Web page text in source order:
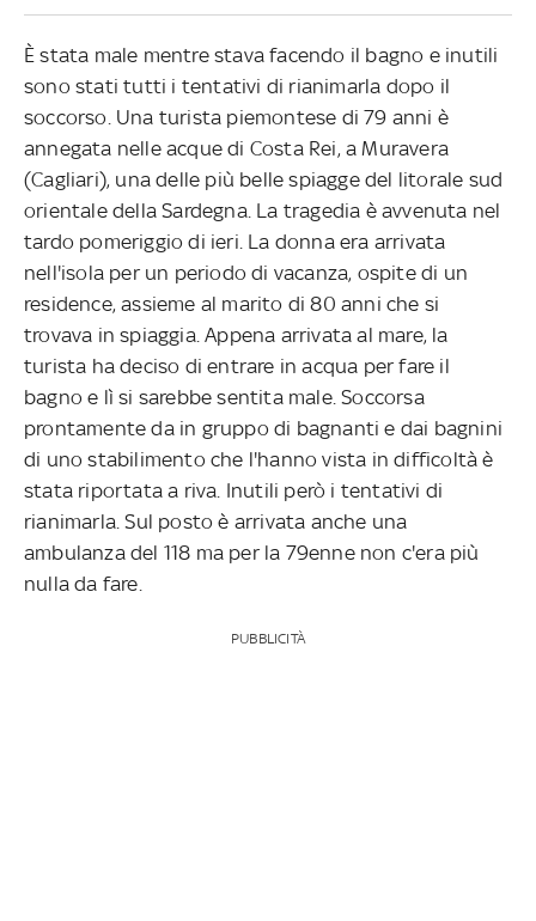
È stata male mentre stava facendo il bagno e inutili
sono stati tutti i tentativi di rianimarla dopo il
soccorso. Una turista piemontese di 79 anni è
annegata nelle acque di Costa Rei, a Muravera
(Cagliari), una delle più belle spiagge del litorale sud
orientale della Sardegna. La tragedia è avvenuta nel
tardo pomeriggio di ieri. La donna era arrivata
nell'isola per un periodo di vacanza, ospite di un
residence, assieme al marito di 80 anni che si
trovava in spiaggia. Appena arrivata al mare, la
turista ha deciso di entrare in acqua per fare il
bagno e lì si sarebbe sentita male. Soccorsa
prontamente da in gruppo di bagnanti e dai bagnini
di uno stabilimento che l'hanno vista in difficoltà è
stata riportata a riva. Inutili però i tentativi di
rianimarla. Sul posto è arrivata anche una
ambulanza del 118 ma per la 79enne non c'era più
nulla da fare.
PUBBLICITÀ